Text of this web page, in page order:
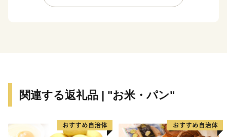
能、日本三大杜氏のひとつ南部杜氏、さき織り、ホーム
関連する返礼品 | "お米・パン"